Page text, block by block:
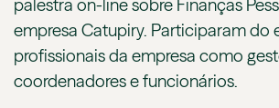
palestra on-line sobre Finanças
empresa Catupiry. Participaram do
profissionais da empresa como
coordenadores e funcionários.